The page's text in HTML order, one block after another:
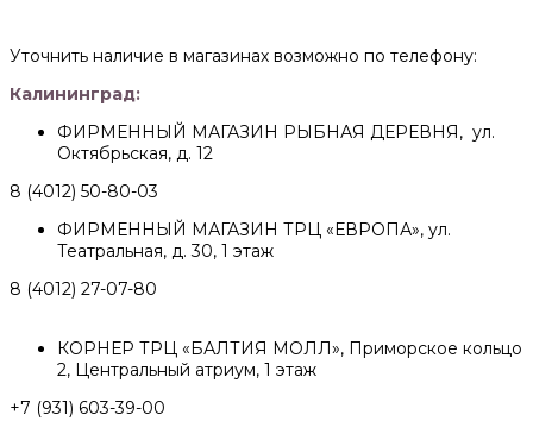
Уточнить наличие в магазинах возможно по телефону:
Калининград:
ФИРМЕННЫЙ МАГАЗИН РЫБНАЯ ДЕРЕВНЯ, ул.
Октябрьская, д. 12
8 (4012) 50-80-03
ФИРМЕННЫЙ МАГАЗИН ТРЦ «ЕВРОПА», ул.
Театральная, д. 30, 1 этаж
8 (4012) 27-07-80
КОРНЕР ТРЦ «БАЛТИЯ МОЛЛ», Приморское кольцо
2, Центральный атриум, 1 этаж
+7 (931) 603-39-00